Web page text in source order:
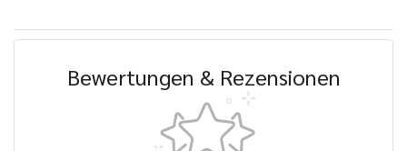
Bewertungen & Rezensionen